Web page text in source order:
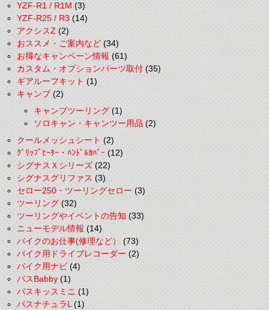
YZF-R1 / R1M(3)
YZF-R25 / R3(14)
アクシスZ(2)
おススメ・ご案内など(34)
お得なキャンペーン情報(61)
カスタム・オプションパーツ取付(35)
ギアルーフキット(1)
キャンプ(2)
キャンプツーリング(1)
ソロキャン・キャンツー用品(2)
クールメッシュシート(2)
ｸﾞﾘｯﾌﾟﾋｰﾀｰ・ﾊﾝﾄﾞﾙｶﾊﾞｰ(12)
シグナスＸシリーズ(22)
シグナスグリファス(3)
セロー250・ツーリングセロー(3)
ツーリング(32)
ツーリングやイベントの告知(33)
ニューモデル情報(14)
バイクのお仕事(修理など）(73)
バイク用ドライブレコーダー(2)
バイク用ナビ(4)
パスBabby(1)
パスキッスミニ(1)
パスナチュラL(1)